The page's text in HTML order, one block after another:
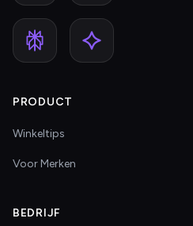
PRODUCT
Winkeltips
Voor Merken
BEDRIJF